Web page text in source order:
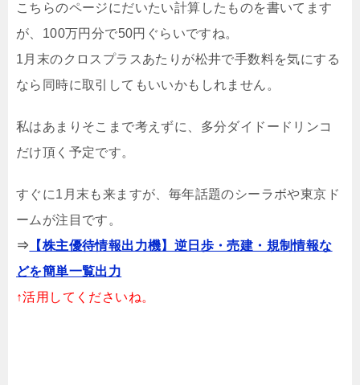
こちらのページにだいたい計算したものを書いてます
が、100万円分で50円ぐらいですね。
1月末のクロスプラスあたりが松井で手数料を気にする
なら同時に取引してもいいかもしれません。
私はあまりそこまで考えずに、多分ダイドードリンコ
だけ頂く予定です。
すぐに1月末も来ますが、毎年話題のシーラボや東京ド
ームが注目です。
⇒ 【株主優待情報出力機】逆日歩・売建・規制情報な
どを簡単一覧出力
↑活用してくださいね。